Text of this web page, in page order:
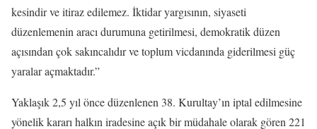
kesindir ve itiraz edilemez. İktidar yargısının, siyaseti
düzenlemenin aracı durumuna getirilmesi, demokratik düzen
açısından çok sakıncalıdır ve toplum vicdanında giderilmesi güç
yaralar açmaktadır.”
Yaklaşık 2,5 yıl önce düzenlenen 38. Kurultay’ın iptal edilmesine
yönelik kararı halkın iradesine açık bir müdahale olarak gören 221